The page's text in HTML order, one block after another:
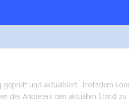
und aktualisiert. Trotzdem
des Anbieters den aktuellen Stand zu